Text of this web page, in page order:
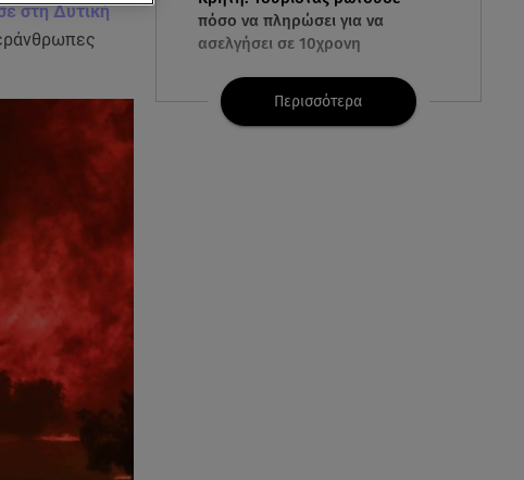
πόσο να πληρώσει για να
ασελγήσει σε 10χρονη
07.08.26 , 21:17
Κλήρωση Eurojackpot
Περισσότερα
στη Δυτική